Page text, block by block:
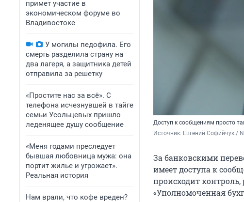
примет участие в
экономическом форуме во
Владивостоке
У могилы педофила. Его
смерть разделила страну на
два лагеря, а защитника детей
отправила за решетку
«Простите нас за всё». С
телефона исчезнувшей в тайге
семьи Усольцевых пришло
леденящее душу сообщение
«Меня годами преследует
бывшая любовница мужа: она
портит жилье и угрожает».
Реальная история
Нам врали, что кофе вреден?
Доступ к сообщениям просто
Источник: Евгений Софийчук /
За банковскими
имеет доступа к
происходит
«Уполномоченная